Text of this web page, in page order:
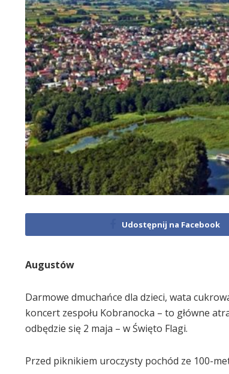
Udostępnij na Facebook
Augustów
Darmowe dmuchańce dla dzieci, wata
koncert zespołu Kobranocka – to główne
odbędzie się 2 maja – w Święto Flagi.
Przed piknikiem uroczysty pochód ze 100-